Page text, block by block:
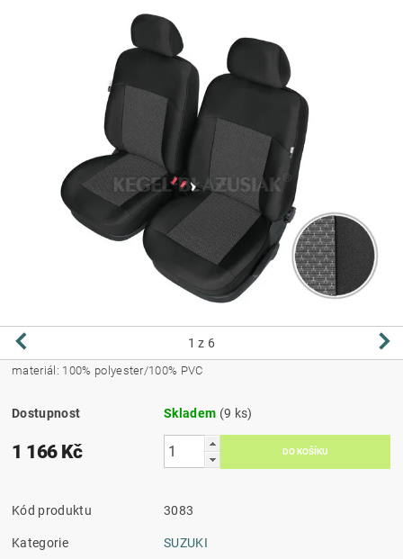
1 z 6
materiál: 100% polyester/100% PVC
Dostupnost Skladem (9 ks)
1 166 Kč
Kód produktu 3083
Kategorie SUZUKI